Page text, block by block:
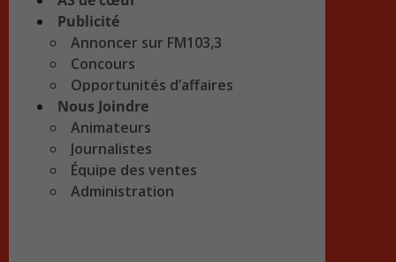
Publicité
Annoncer sur FM103,3
Concours
Opportunités d’affaires
Nous Joindre
Animateurs
Journalistes
Équipe des ventes
Administration